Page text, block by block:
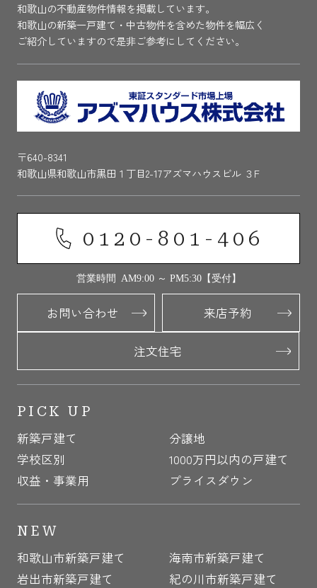
和歌山の不動産物件情報を掲載しています。
和歌山の新築一戸建て・中古物件を含めた物件を幅広く
ご紹介していますので是非ご参考にしてください。
〒640-8341
和歌山県和歌山市黒田１丁目2-17アズマハウスビル ３F
0120-801-406
営業時間 AM9:00 ～ PM5:30【受付】
お問い合わせ 来店予約
注文住宅
PICK UP
新築戸建て
分譲地
学校区別
1000万円以内の戸建て
収益・事業用
プライスダウン
NEW
和歌山市新築戸建て
海南市新築戸建て
岩出市新築戸建て
紀の川市新築戸建て